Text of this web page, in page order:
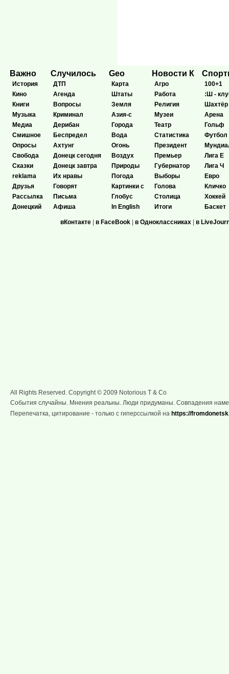
Важно
История
Кино
Книги
Музыка
Медиа
Смишное
Опросы
Свобода
Сказки
reklama
Друзья
Рассылка
Донецкий
Случилось
ДТП
Агенда
Вопросы
Криминал
Дерибан
Беспредел
Ахтунг
Донецк сегодня
Донецк завтра
Их нравы
Говорят
Письма
Афиша
Geo
Карта
Штаты
Земля
Азия-с
Города
Вода
Огонь
Воздух
Природы
Погода
Картинки с
Глобус
In English
Новости К
Агро
Работа
Религия
Музеи
Театр
Статистика
Президент
Премьер
Губернатор
Выборы
Голова
Столица
Итоги
100+1
:Ш -
Шахтёр
Арена
Гольф
Футбол
Лига Е
Лига Ч
Евро
Кличко
Хоккей
Баскет
вКонтакте в FaceBook в Одноклассниках в
All Rights Reserved. Copyright © 2009 Notorious T & Co
События случайны. Мнения реальны. Люди придуманы. Совпадения
Перепечатка, цитирование - только с гиперссылкой на https://